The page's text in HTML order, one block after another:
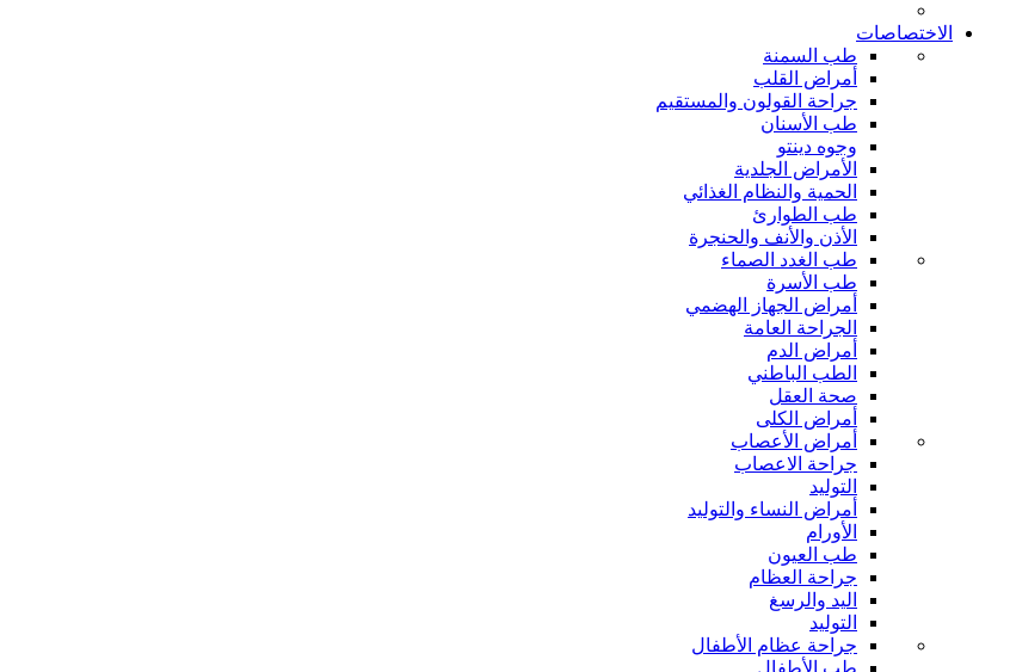
الاختصاصات
طب السمنة
أمراض القلب
جراحة القولون والمستقيم
طب الأسنان
وجوه دينتو
الأمراض الجلدية
الحمية والنظام الغذائي
طب الطوارئ
الأذن والأنف والحنجرة
طب الغدد الصماء
طب الأسرة
أمراض الجهاز الهضمي
الجراحة العامة
أمراض الدم
الطب الباطني
صحة العقل
أمراض الكلى
أمراض الأعصاب
جراحة الاعصاب
التوليد
أمراض النساء والتوليد
الأورام
طب العيون
جراحة العظام
اليد والرسغ
التوليد
جراحة عظام الأطفال
طب الأطفال